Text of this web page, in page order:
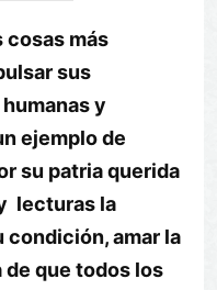
cosas más
sus
y
ejemplo de
su patria querida
lecturas la
condición, amar la
que todos los